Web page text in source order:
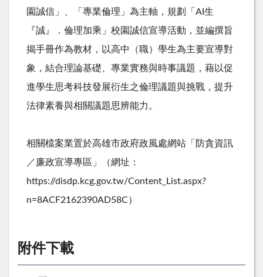
園誠信 」 、 「 專業倫理 」 為主軸 ， 規劃 「 A 生
『 誠』 ． 倫理加乘 」 校園誠信宣導活動 ， 並編撰旨
揭手冊作為教材 ， 以高中 （職） 學生為主要宣導對
象 ， 結合理論基礎、 專業實務與時事議題 ， 藉以促
進學生思考科技發展衍生之倫理議題與挑戰 ， 提升
法律素養與相關議題思辨能力。
相關檔案業置於高雄市政府政風處網站 「 防貪資訊
／廉政宣導專區 」 （網址 ：
htps://disdp.kcg.gov.tw/Content List.aspx?
n=8ACF2162390AD58C）
附件下載